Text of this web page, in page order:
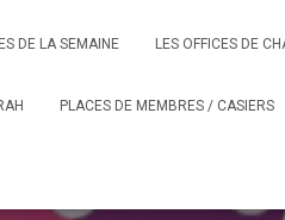
DE LA SEMAINE LES OFFICES DE
PLACES DE MEMBRES / CASIERS